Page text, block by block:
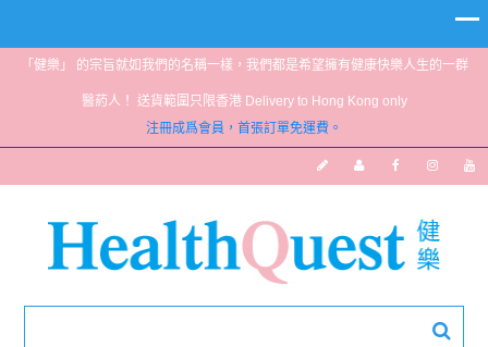
「健樂」 的宗旨就如我們的名稱一樣，我們都是希望擁有健康快樂人生的一群
醫葯人！ 送貨範圍只限香港 Delivery to Hong Kong only
注冊成爲會員，首張訂單免運費。